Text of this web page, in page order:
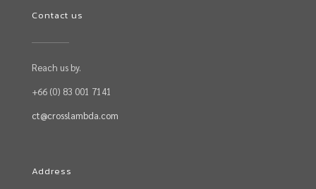
Contact us
Reach us by.
+66 (0) 83 001 7141
ct@crosslambda.com
Address